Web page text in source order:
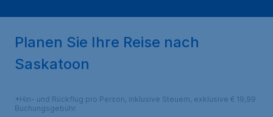
Planen Sie Ihre Reise nach
Saskatoon
*Hin- und Rückflug pro Person, inklusive Steuern, exklusive € 19,99
Buchungsgebühr.